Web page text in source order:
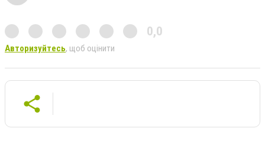
0,0
Авторизуйтесь, щоб оцінити